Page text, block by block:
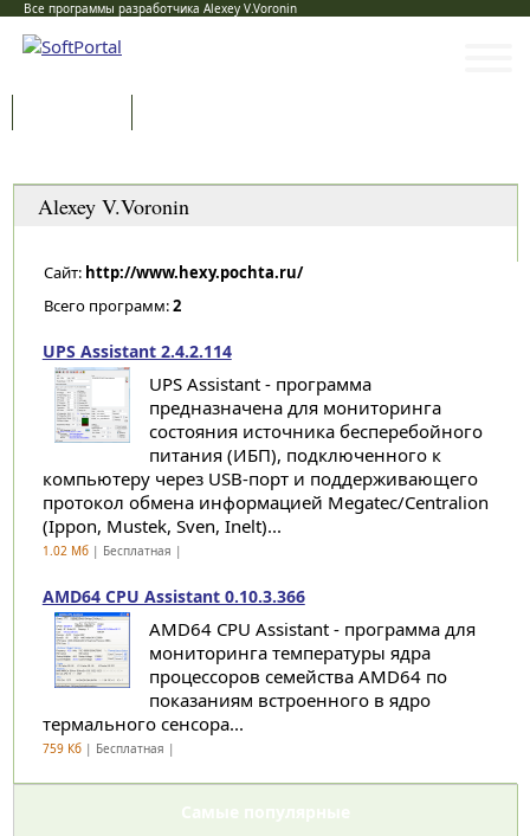
Все программы разработчика Alexey V.Voronin
Alexey V.Voronin
Сайт: http://www.hexy.pochta.ru/
Всего программ:2
UPS Assistant 2.4.2.114
UPS Assistant - программа
предназначена для мониторинга
состояния источника бесперебойного
питания (ИБП), подключенного к
компьютеру через USB-порт и поддерживающего
протокол обмена информацией Megatec/Centralion
(Ippon, Mustek, Sven, Inelt)...
1.02 Мб| Бесплатная |
AMD64 CPU Assistant 0.10.3.366
AMD64 CPU Assistant - программа для
мониторинга температуры ядра
процессоров семейства AMD64 по
показаниям встроенного в ядро
термального сенсора...
759 Кб| Бесплатная |
Самые популярные